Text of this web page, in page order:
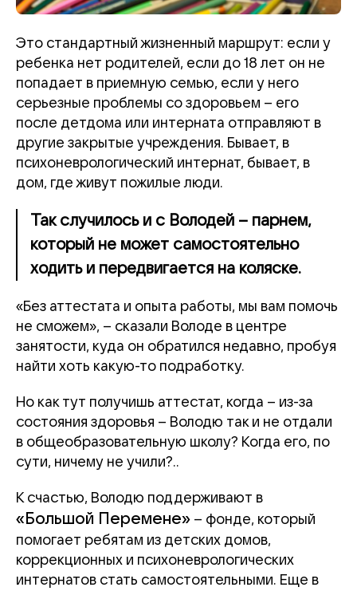
Это стандартный жизненный маршрут: если у
ребенка нет родителей, если до 18 лет он не
попадает в приемную семью, если у него
серьезные проблемы со здоровьем – его
после детдома или интерната отправляют в
другие закрытые учреждения. Бывает, в
психоневрологический интернат, бывает, в
дом, где живут пожилые люди.
Так случилось и с Володей – парнем,
который не может самостоятельно
ходить и передвигается на коляске.
«Без аттестата и опыта работы, мы вам помочь
не сможем», – сказали Володе в центре
занятости, куда он обратился недавно, пробуя
найти хоть какую-то подработку.
Но как тут получишь аттестат, когда – из-за
состояния здоровья – Володю так и не отдали
в общеобразовательную школу? Когда его, по
сути, ничему не учили?..
К счастью, Володю поддерживают в
«Большой Перемене» – фонде, который
помогает ребятам из детских домов,
коррекционных и психоневрологических
интернатов стать самостоятельными. Еще в